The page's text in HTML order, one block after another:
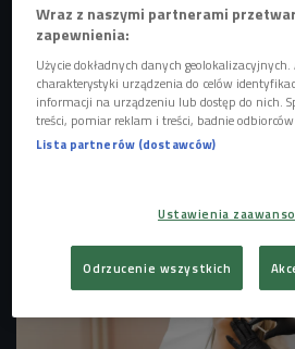
zdjęcie ilustracyjne Foto: tcsaba/Shutterstock
Wraz z naszymi partnerami
zapewnienia:
Użycie dokładnych danych
charakterystyki urządzenia do celów
informacji na urządzeniu lub dostęp do nich.
treści, pomiar reklam i treści, badnie odbiorców
Lista partnerów (dostawców)
Ustawienia
Odrzucenie wszystkich